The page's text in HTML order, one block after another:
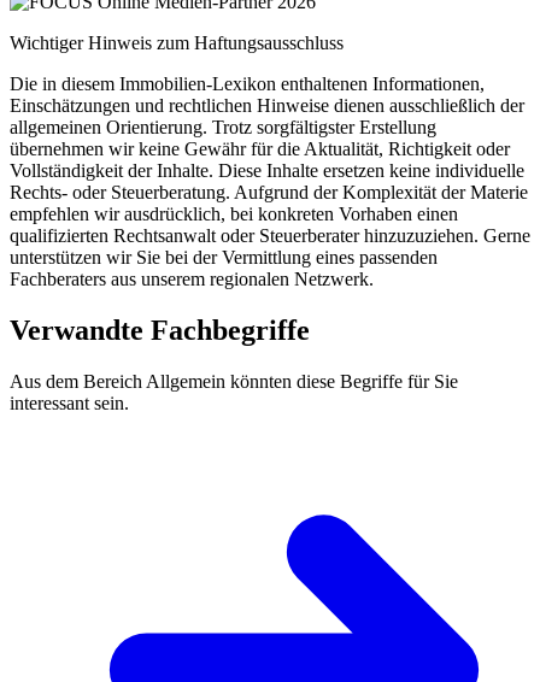
Wichtiger Hinweis zum Haftungsausschluss
Die in diesem Immobilien-Lexikon enthaltenen Informationen,
Einschätzungen und rechtlichen Hinweise dienen ausschließlich der
allgemeinen Orientierung. Trotz sorgfältigster Erstellung
übernehmen wir keine Gewähr für die Aktualität, Richtigkeit oder
Vollständigkeit der Inhalte. Diese Inhalte ersetzen keine individuelle
Rechts- oder Steuerberatung. Aufgrund der Komplexität der Materie
empfehlen wir ausdrücklich, bei konkreten Vorhaben einen
qualifizierten Rechtsanwalt oder Steuerberater hinzuzuziehen. Gerne
unterstützen wir Sie bei der Vermittlung eines passenden
Fachberaters aus unserem regionalen Netzwerk.
Verwandte Fachbegriffe
Aus dem Bereich Allgemein könnten diese Begriffe für Sie
interessant sein.